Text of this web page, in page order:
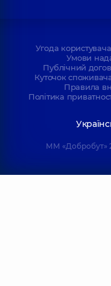
Угода користувача
Умови
Публічний
Куточок
Правила
Політика
ММ «Добробут»